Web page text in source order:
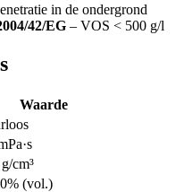
in de ondergrond
42/EG – VOS < 500 g/l
Waarde
cm³
(vol.)